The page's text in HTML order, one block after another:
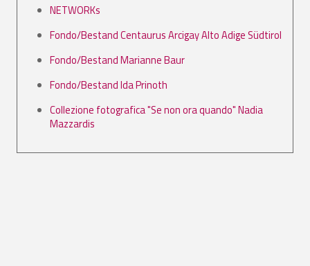
NETWORKs
Fondo/Bestand Centaurus Arcigay Alto Adige Südtirol
Fondo/Bestand Marianne Baur
Fondo/Bestand Ida Prinoth
Collezione fotografica "Se non ora quando" Nadia
Mazzardis